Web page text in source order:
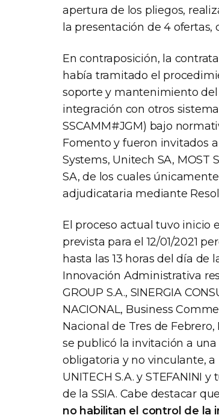
apertura de los pliegos,
la presentación de 4
En contraposición, la
había tramitado el
soporte y mantenimiento
integración con otros
SSCAMM#JGM) bajo
Fomento y fueron invitados
Systems, Unitech SA, MOST
SA, de los cuales
adjudicataria mediante
El proceso actual tuvo inicio
prevista para el 12/01/2021
hasta las 13 horas del día de
Innovación Administrativa
GROUP S.A., SINERGIA
NACIONAL, Business
Nacional de Tres de Febrero,
se publicó la invitación a una
obligatoria y no vinculante, a
UNITECH S.A. y STEFANINI
de la SSIA. Cabe destacar que
no habilitan el control de la